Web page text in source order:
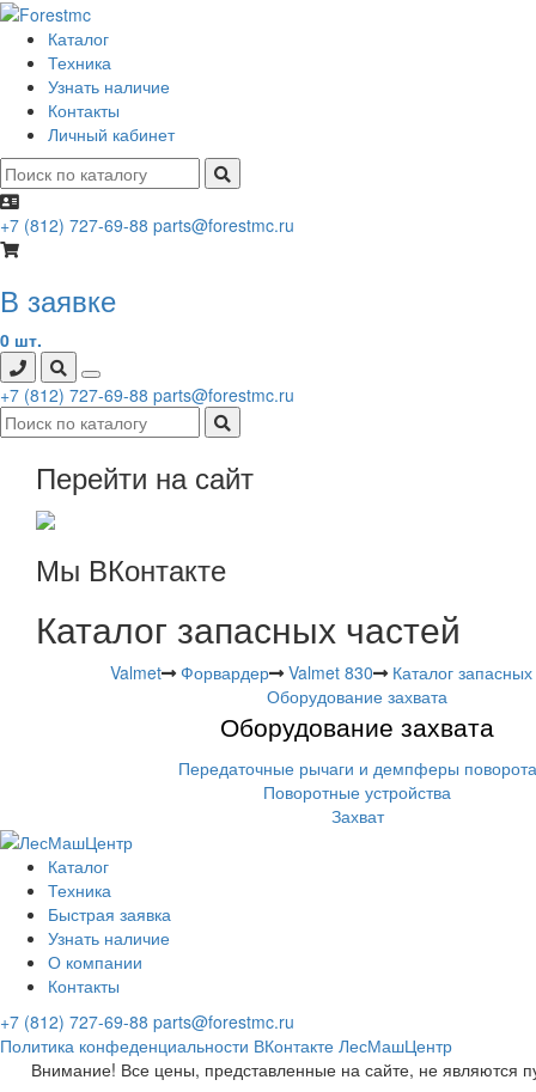
Каталог
Техника
Узнать наличие
Контакты
Личный кабинет
+7 (812) 727-69-88 parts@forestmc.ru
В заявке
0 шт.
+7 (812) 727-69-88 parts@forestmc.ru
Перейти на сайт
Мы ВКонтакте
Каталог запасных частей
Valmet Форвардер Valmet 830
Каталог
Оборудование захвата
Оборудование захвата
Передаточные рычаги и демпферы поворота
Поворотные устройства
Захват
Каталог
Техника
Быстрая заявка
Узнать наличие
О компании
Контакты
+7 (812) 727-69-88 parts@forestmc.ru
Политика конфеденциальности ВКонтакте ЛесМашЦентр
Внимание! Все цены, представленные на сайте, не являются